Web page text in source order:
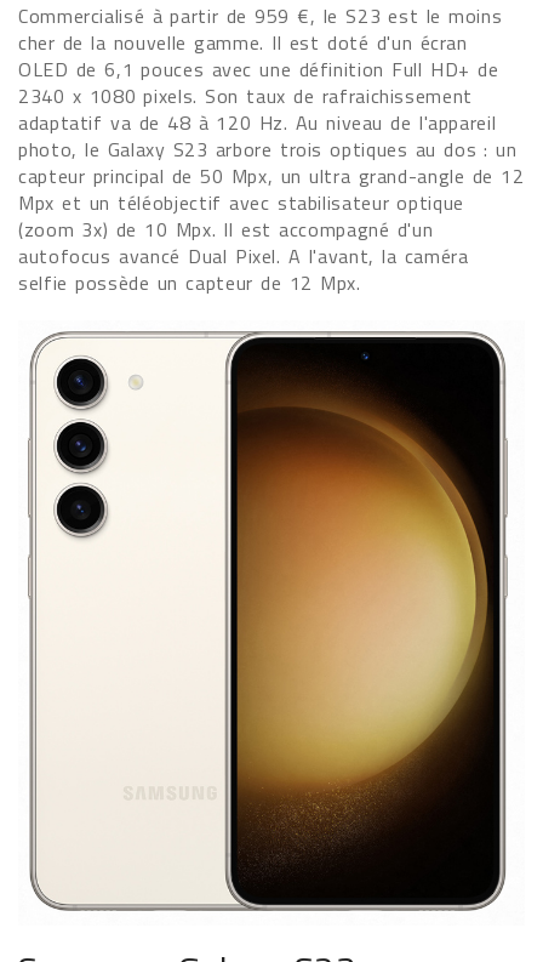
Commercialisé à partir de 959 €, le S23 est le moins
cher de la nouvelle gamme. Il est doté d'un écran
OLED de 6,1 pouces avec une définition Full HD+ de
2340 x 1080 pixels. Son taux de rafraichissement
adaptatif va de 48 à 120 Hz. Au niveau de l'appareil
photo, le Galaxy S23 arbore trois optiques au dos : un
capteur principal de 50 Mpx, un ultra grand-angle de 12
Mpx et un téléobjectif avec stabilisateur optique
(zoom 3x) de 10 Mpx. Il est accompagné d'un
autofocus avancé Dual Pixel. A l'avant, la caméra
selfie possède un capteur de 12 Mpx.